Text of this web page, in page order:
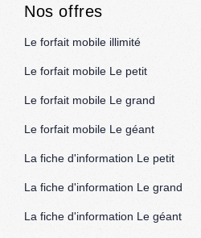
Nos offres
Le forfait mobile illimité
Le forfait mobile Le petit
Le forfait mobile Le grand
Le forfait mobile Le géant
La fiche d'information Le petit
La fiche d'information Le grand
La fiche d'information Le géant